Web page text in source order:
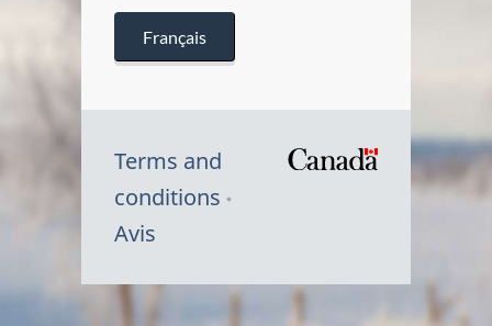
Français
Terms and
conditions
Avis
Symbole